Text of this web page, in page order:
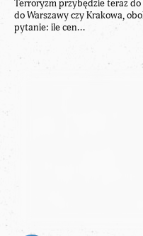
Terroryzm przybędzie teraz
do Warszawy czy Krakowa,
pytanie: ile cen...